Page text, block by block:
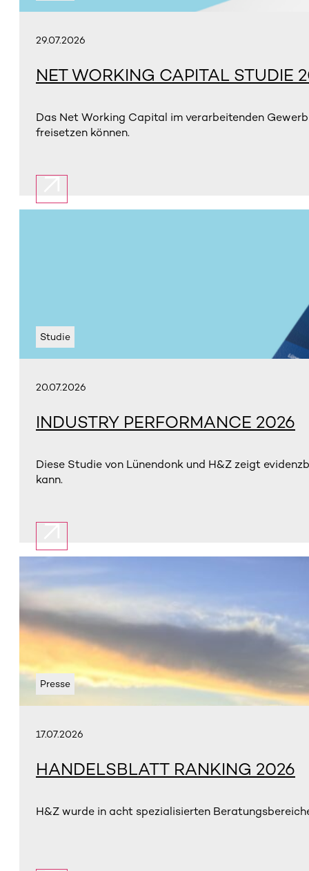
29.07.2026
NET WORKING CAPITAL STUDIE
Das Net Working Capital im verarbeitenden
freisetzen können.
Studie
20.07.2026
INDUSTRY PERFORMANCE 2026
Diese Studie von Lünendonk und H&Z zeigt
kann.
Presse
17.07.2026
HANDELSBLATT RANKING 2026
H&Z wurde in acht spezialisierten